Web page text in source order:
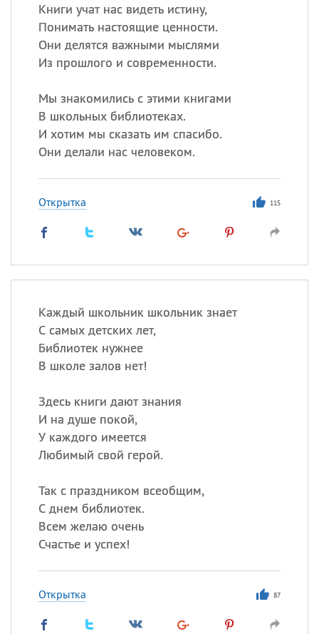
Книги учат нас видеть истину,
Понимать настоящие ценности.
Они делятся важными мыслями
Из прошлого и современности.
Мы знакомились с этими книгами
В школьных библиотеках.
И хотим мы сказать им спасибо.
Они делали нас человеком.
Открытка 115
Каждый школьник школьник знает
С самых детских лет,
Библиотек нужнее
В школе залов нет!
Здесь книги дают знания
И на душе покой,
У каждого имеется
Любимый свой герой.
Так с праздником всеобщим,
С днем библиотек.
Всем желаю очень
Счастье и успех!
Открытка 87